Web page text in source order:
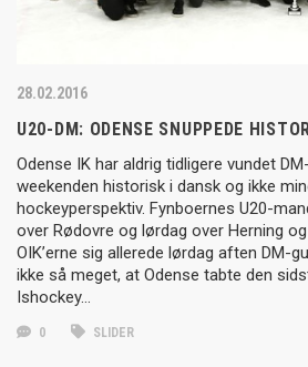
28.02.2016
U20-DM: ODENSE SNUPPEDE
Odense IK har aldrig tidligere vundet
weekenden historisk i dansk og ikke
hockeyperspektiv. Fynboernes U20-
over Rødovre og lørdag over Herning
OIK’erne sig allerede lørdag aften DM-
ikke så meget, at Odense tabte den
Ishockey…
0 SLIDER